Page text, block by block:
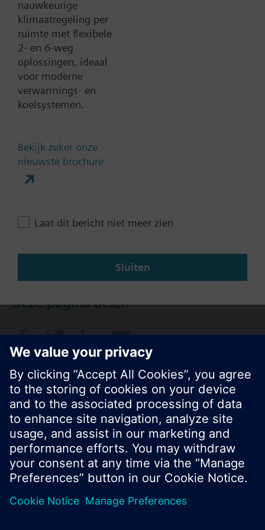
Toevoegen aan project
Documenten
nauwkeurige
klimaatregeling per
ruimte met flexibele
2- en 6-weg
oplossingen, ideaal
voor moderne
verwarmings- en
koelsystemen.
Bekijk zeker onze
nieuwste brochure
Laat dit bericht niet meer zien
Sluiten
Contact
Deze pagina delen
Verander regio
NL (nl)
© Siemens Nederland N.V. 2017
Productportfolio en prijzen kunnen variëren per